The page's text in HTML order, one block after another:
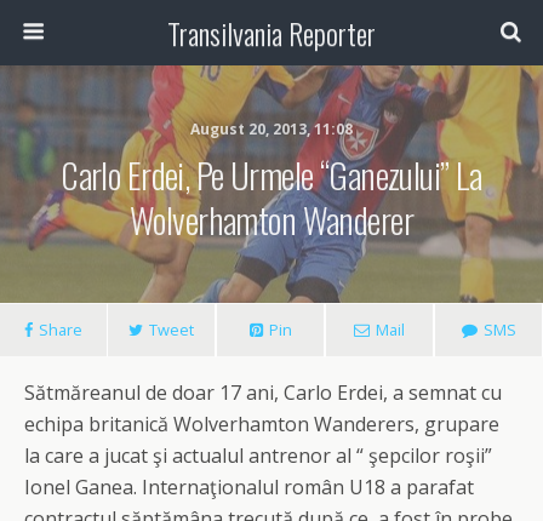
Transilvania Reporter
August 20, 2013, 11:08
Carlo Erdei, Pe Urmele “Ganezului” La
Wolverhamton Wanderer
Share Tweet Pin Mail SMS
Sătmăreanul de doar 17 ani, Carlo Erdei, a semnat cu
echipa britanică Wolverhamton Wanderers, grupare
la care a jucat şi actualul antrenor al “ şepcilor roşii”
Ionel Ganea. Internaţionalul român U18 a parafat